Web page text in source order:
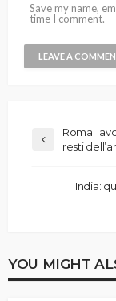
Save my name,
time I comment.
Roma:
resti
India:
YOU MIGHT